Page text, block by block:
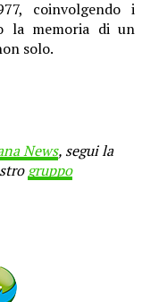
coinvolgendo i
la memoria di un
solo.
News, segui la
gruppo